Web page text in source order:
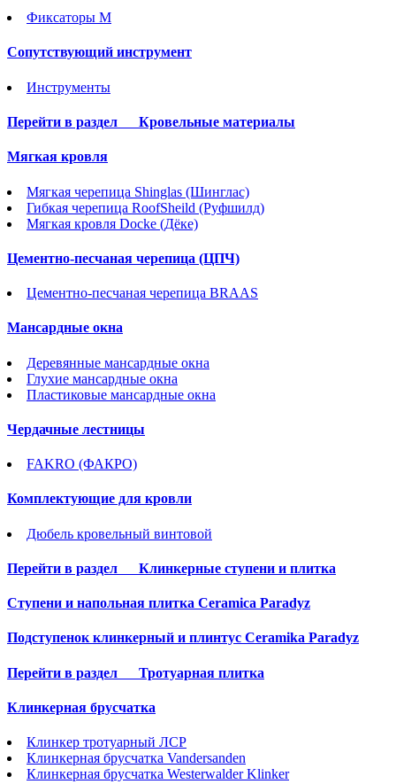
Фиксаторы М
Сопутствующий инструмент
Инструменты
Перейти в раздел Кровельные материалы
Мягкая кровля
Мягкая черепица Shinglas (Шинглас)
Гибкая черепица RoofSheild (Руфшилд)
Мягкая кровля Docke (Дёке)
Цементно-песчаная черепица (ЦПЧ)
Цементно-песчаная черепица BRAAS
Мансардные окна
Деревянные мансардные окна
Глухие мансардные окна
Пластиковые мансардные окна
Чердачные лестницы
FAKRO (ФАКРО)
Комплектующие для кровли
Дюбель кровельный винтовой
Перейти в раздел Клинкерные ступени и плитка
Cтупени и напольная плитка Ceramica Paradyz
Подступенок клинкерный и плинтус Ceramika Paradyz
Перейти в раздел Тротуарная плитка
Клинкерная брусчатка
Клинкер тротуарный ЛСР
Клинкерная брусчатка Vandersanden
Клинкерная брусчатка Westerwalder Klinker